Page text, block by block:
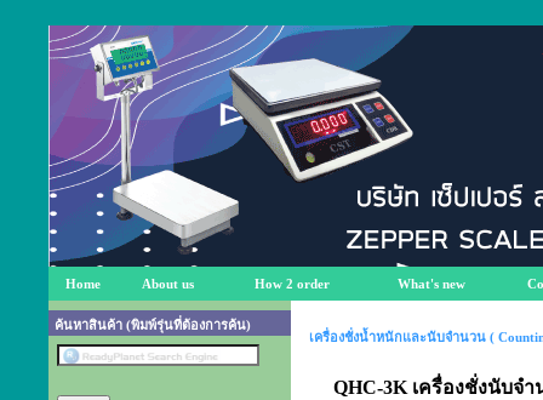
Home About us How 2 order What's new
ค้นหาสินค้า (พิมพ์รุ่นที่ต้องการค้น)
เครื่องชั่งน้ำหนักและนับจำนวน (
QHC-3K เครื่องชั่งนับจำ